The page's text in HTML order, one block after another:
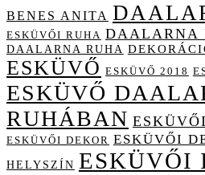
BENES ANITA
ESKÜVŐI RUHA DAALARNA
DAALARNA RUHA
ESKÜVŐ ESKÜVŐ 2018
ESKÜVŐ
RUHÁBAN
ESKÜVŐI DEKOR ESKÜVŐI
HELYSZÍN ESKÜVŐI